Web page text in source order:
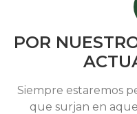
POR
Siempre estaremos
que surjan en